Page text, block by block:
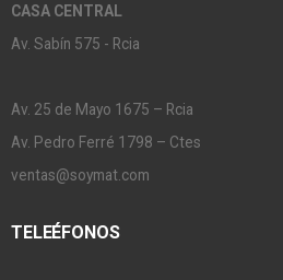
CASA CENTRAL
Av. Sabín 575 - Rcia
Av. 25 de Mayo 1675 – Rcia
Av. Pedro Ferré 1798 – Ctes
ventas@soymat.com
TELEÉFONOS